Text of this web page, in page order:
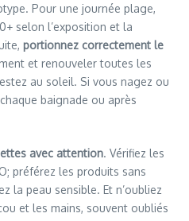
Pour une journée plage,
selon l’exposition et la
portionnez correctement le
et renouveler toutes les
au soleil. Si vous nagez ou
baignade ou après
avec attention. Vérifiez les
préférez les produits sans
la peau sensible. Et n’oubliez
et les mains, souvent oubliés